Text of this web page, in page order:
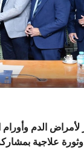
الدم
علاجية